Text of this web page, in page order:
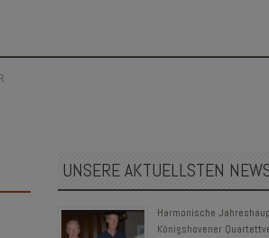
UNSERE AKTUELLSTEN
Harmonische
Königshovener